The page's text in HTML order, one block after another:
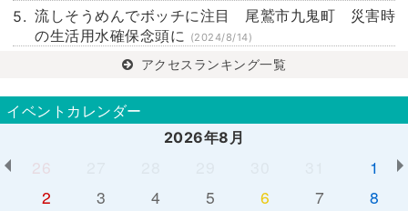
流しそうめんでボッチに注目 尾鷲市九鬼町 災害時
の生活用水確保念頭に (2024/8/14)
アクセスランキング一覧
イベントカレンダー
2026年8月
26
1
2
3 4 5 6 7
8